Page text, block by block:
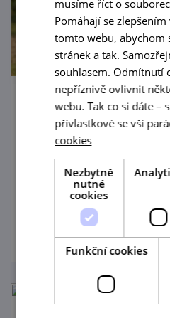
Letní otevřené
Přijďte ochutnat vína
vinařské
musíme říct o
Pomáhají se
tomto webu, abychom
stránek a tak.
souhlasem. Odmítnutí
nepříznivě ovlivnit
webu. Tak co si dáte –
přívlastkové se vší
cookies
Nezbytně
nutné
cookies
Funkční cookies